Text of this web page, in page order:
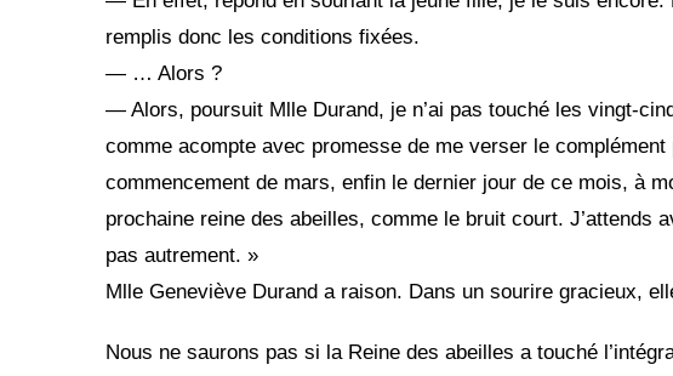
remplis donc les conditions fixées.
— … Alors ?
— Alors, poursuit Mlle Durand, je n’ai pas touché les vingt-
comme acompte avec promesse de me verser le
commencement de mars, enfin le dernier jour de ce mois, à
prochaine reine des abeilles, comme le bruit court. J’attends
pas autrement. »
Mlle Geneviève Durand a raison. Dans un sourire gracieux,
Nous ne saurons pas si la Reine des abeilles a touché